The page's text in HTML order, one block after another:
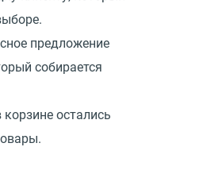
предложение
собирается
остались